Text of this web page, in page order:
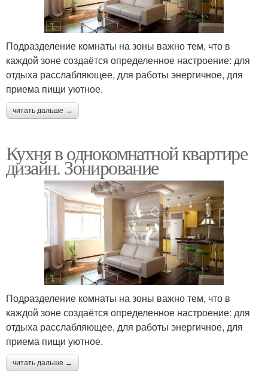
Подразделение комнаты на зоны важно тем, что в
каждой зоне создаётся определенное настроение: для
отдыха расслабляющее, для работы энергичное, для
приема пищи уютное.
читать дальше →
Кухня в однокомнатной квартире
дизайн. Зонирование
Подразделение комнаты на зоны важно тем, что в
каждой зоне создаётся определенное настроение: для
отдыха расслабляющее, для работы энергичное, для
приема пищи уютное.
читать дальше →